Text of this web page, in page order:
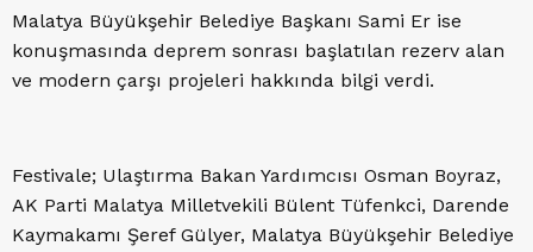
Malatya Büyükşehir Belediye Başkanı Sami Er ise
konuşmasında deprem sonrası başlatılan rezerv alan
ve modern çarşı projeleri hakkında bilgi verdi.
Festivale; Ulaştırma Bakan Yardımcısı Osman Boyraz,
AK Parti Malatya Milletvekili Bülent Tüfenkci, Darende
Kaymakamı Şeref Gülyer, Malatya Büyükşehir Belediye